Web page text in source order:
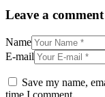
Leave a comment
Name
E-mail
Save my name,
time I comment.